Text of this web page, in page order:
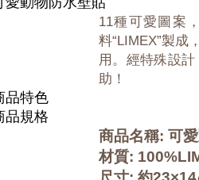
11種可愛圖案
料“LIMEX”製成
用。經特殊設
助！
商品名稱: 可
材質: